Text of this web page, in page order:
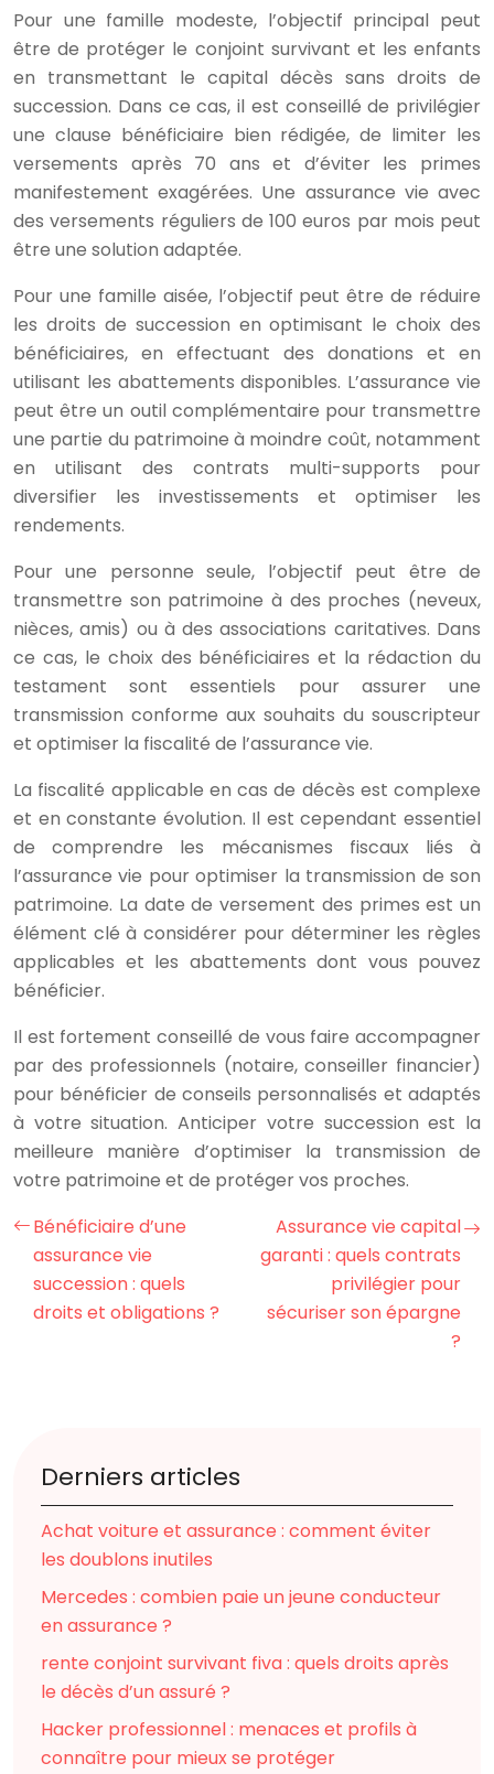
Pour une famille modeste, l’objectif principal peut
être de protéger le conjoint survivant et les enfants
en transmettant le capital décès sans droits de
succession. Dans ce cas, il est conseillé de privilégier
une clause bénéficiaire bien rédigée, de limiter les
versements après 70 ans et d’éviter les primes
manifestement exagérées. Une assurance vie avec
des versements réguliers de 100 euros par mois peut
être une solution adaptée.
Pour une famille aisée, l’objectif peut être de réduire
les droits de succession en optimisant le choix des
bénéficiaires, en effectuant des donations et en
utilisant les abattements disponibles. L’assurance vie
peut être un outil complémentaire pour transmettre
une partie du patrimoine à moindre coût, notamment
en utilisant des contrats multi-supports pour
diversifier les investissements et optimiser les
rendements.
Pour une personne seule, l’objectif peut être de
transmettre son patrimoine à des proches (neveux,
nièces, amis) ou à des associations caritatives. Dans
ce cas, le choix des bénéficiaires et la rédaction du
testament sont essentiels pour assurer une
transmission conforme aux souhaits du souscripteur
et optimiser la fiscalité de l’assurance vie.
La fiscalité applicable en cas de décès est complexe
et en constante évolution. Il est cependant essentiel
de comprendre les mécanismes fiscaux liés à
l’assurance vie pour optimiser la transmission de son
patrimoine. La date de versement des primes est un
élément clé à considérer pour déterminer les règles
applicables et les abattements dont vous pouvez
bénéficier.
Il est fortement conseillé de vous faire accompagner
par des professionnels (notaire, conseiller financier)
pour bénéficier de conseils personnalisés et adaptés
à votre situation. Anticiper votre succession est la
meilleure manière d’optimiser la transmission de
votre patrimoine et de protéger vos proches.
Bénéficiaire d’une
assurance vie
succession : quels
droits et obligations ?
Assurance vie capital
garanti : quels contrats
privilégier pour
sécuriser son épargne
?
Derniers articles
Achat voiture et assurance : comment éviter
les doublons inutiles
Mercedes : combien paie un jeune conducteur
en assurance ?
rente conjoint survivant fiva : quels droits après
le décès d’un assuré ?
Hacker professionnel : menaces et profils à
connaître pour mieux se protéger